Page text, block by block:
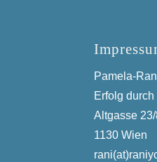
Pamela-
Erfolg
Altgasse
1130 Wien